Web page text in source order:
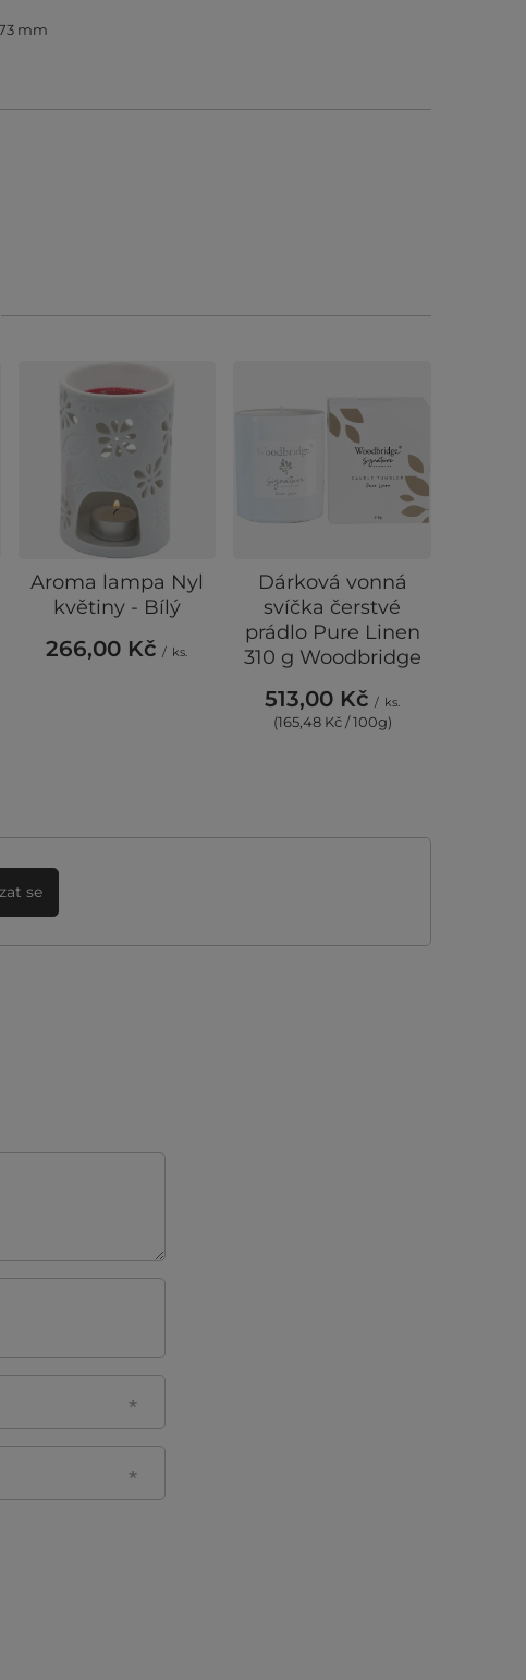
mm
Aroma lampa Nyl
květiny - Bílý
266,00 Kč / ks.
Dárková vonná
svíčka čerstvé
prádlo Pure Linen
310 g Woodbridge
513,00 Kč / ks.
(165,48 Kč / 100g)
se